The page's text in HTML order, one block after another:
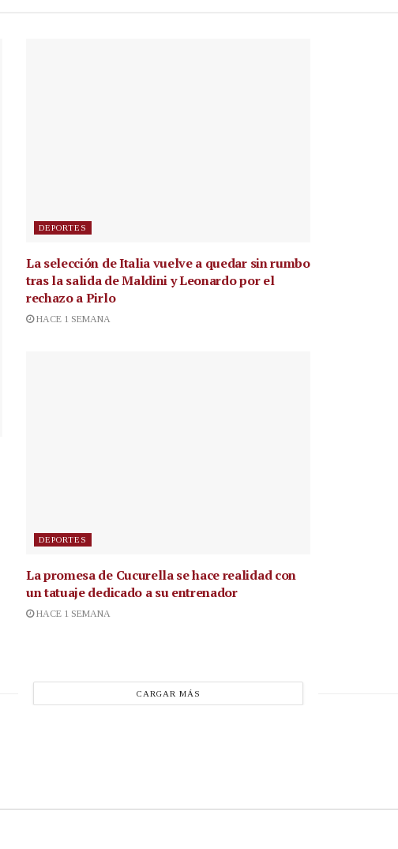
DEPORTES
La selección de Italia vuelve a quedar sin rumbo
tras la salida de Maldini y Leonardo por el
rechazo a Pirlo
HACE 1 SEMANA
DEPORTES
La promesa de Cucurella se hace realidad con
un tatuaje dedicado a su entrenador
HACE 1 SEMANA
CARGAR MÁS